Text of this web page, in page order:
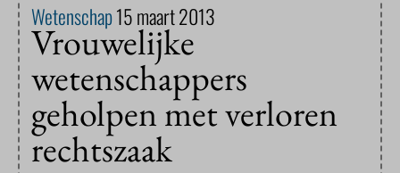
Wetenschap15 maart 2013
Vrouwelijke
wetenschappers
geholpen met verloren
rechtszaak